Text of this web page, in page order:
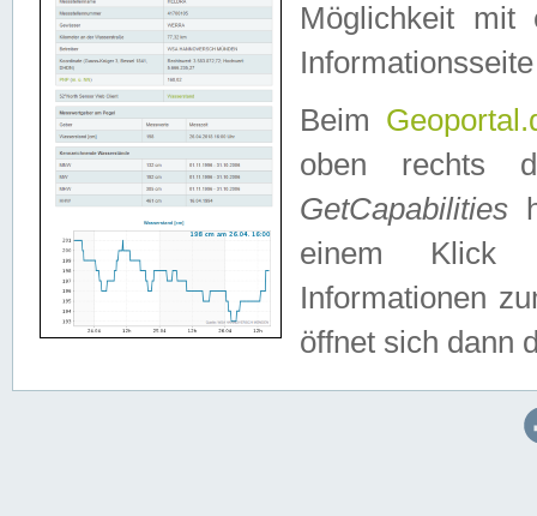
Möglichkeit mit
Beim
oben rechts
GetCapabilities
einem Klick
Informationen
öffnet sich dann